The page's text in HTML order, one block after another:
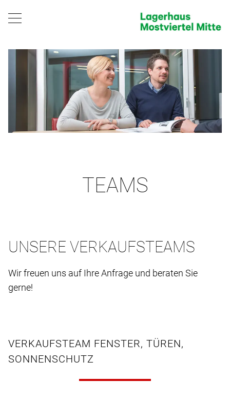
TEAMS
UNSERE VERKAUFSTEAMS
Wir freuen uns auf Ihre Anfrage und beraten Sie
gerne!
VERKAUFSTEAM FENSTER, TÜREN,
SONNENSCHUTZ